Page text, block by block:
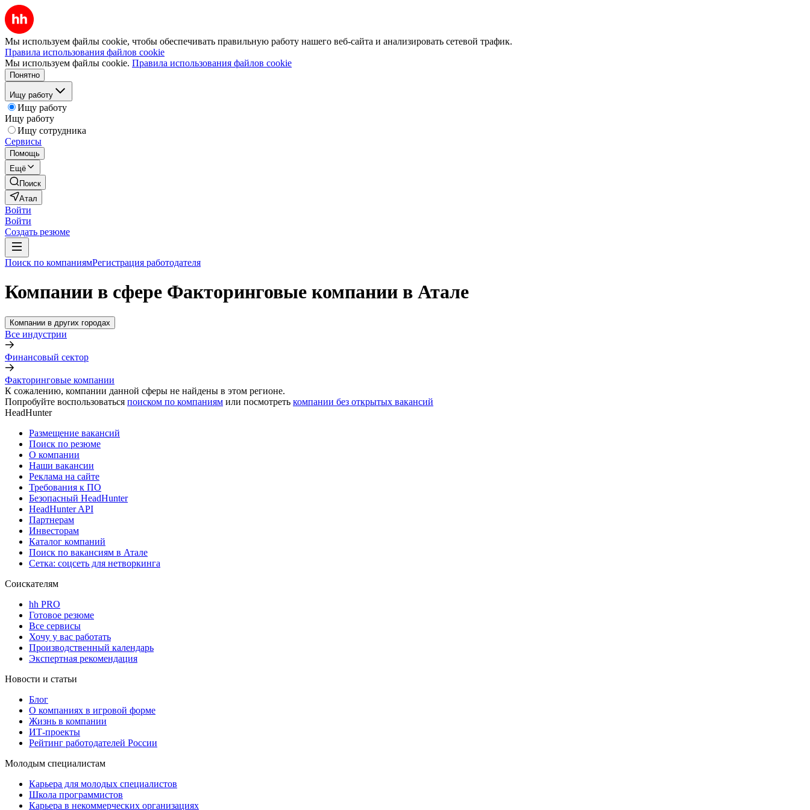
Мы используем файлы cookie, чтобы обеспечивать правильную работу нашего веб-сайта и анализировать сетевой трафик.
Правила использования файлов cookie
Мы используем файлы cookie. Правила использования файлов cookie
Понятно
Ищу работу
Ищу работу
Ищу работу
Ищу сотрудника
Сервисы
Помощь
Ещё
Поиск
Атал
Войти
Войти
Создать резюме
Поиск по компаниямРегистрация работодателя
Компании в сфере Факторинговые компании в Атале
Компании в других городах
Все индустрии
Финансовый сектор
Факторинговые компании
К сожалению, компании данной сферы не найдены в этом регионе.
Попробуйте воспользоваться поиском по компаниям или посмотреть компании без открытых вакансий
HeadHunter
Размещение вакансий
Поиск по резюме
О компании
Наши вакансии
Реклама на сайте
Требования к ПО
Безопасный HeadHunter
HeadHunter API
Партнерам
Инвесторам
Каталог компаний
Поиск по вакансиям в Атале
Сетка: соцсеть для нетворкинга
Соискателям
hh PRO
Готовое резюме
Все сервисы
Хочу у вас работать
Производственный календарь
Экспертная рекомендация
Новости и статьи
Блог
О компаниях в игровой форме
Жизнь в компании
ИТ-проекты
Рейтинг работодателей России
Молодым специалистам
Карьера для молодых специалистов
Школа программистов
Карьера в некоммерческих организациях